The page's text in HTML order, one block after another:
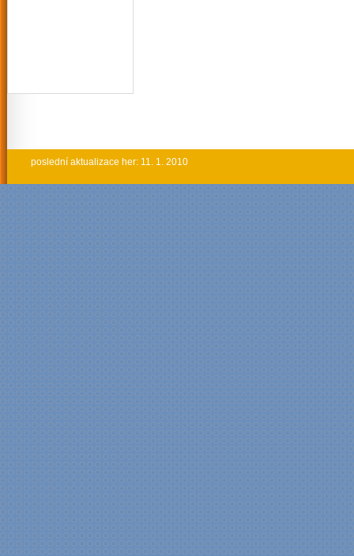
poslední aktualizace her: 11. 1. 2010